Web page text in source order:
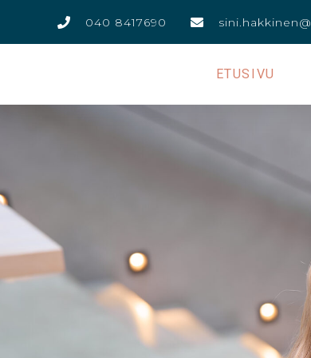
040 8417690
ETUSIVU